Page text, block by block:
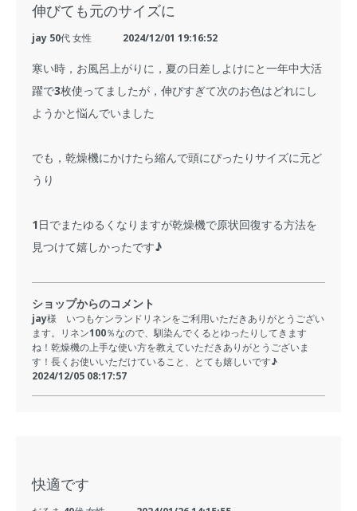
伸びても元のサイズに
jay 50代 女性 2024/12/01 19:16:52
寒い時，お風呂上がりに，夏の日差しよけにと一年中大活
躍で3枚使ってましたが，伸びすぎて次のお色はどれにし
ようかと悩んでいました
でも，乾燥機にかけたら縮んで頭にぴったりサイズに元ど
うり
1日でまたゆるくなりますが乾燥機で原状回復する方法を
見つけて嬉しかったです♪
ショップからのコメント
jay様 いつもケンランドリネンをご利用いただきありがとうござい
ます。リネン100％なので、馴染んでくるとゆったりしてきます
ね！乾燥機の上手な使い方を教えていただきありがとうございま
す！長くお使いいただけていること、とても嬉しいです♪
2024/12/05 08:17:57
快適です